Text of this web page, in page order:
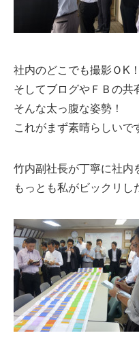
社内のどこでも撮影ＯK！
そしてブログやＦＢの共
そんな太っ腹な姿勢！
これがまず素晴らしいで
竹内副社長が丁寧に社内
もっとも私がビックリし